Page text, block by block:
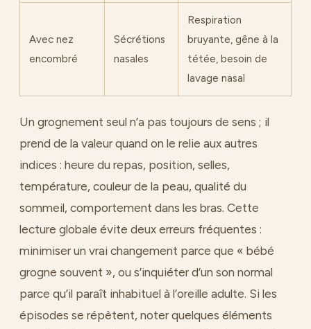
Avec nez
encombré
Sécrétions
nasales
Respiration
bruyante, gêne à la
tétée, besoin de
lavage nasal
Un grognement seul n’a pas toujours de sens ; il
prend de la valeur quand on le relie aux autres
indices : heure du repas, position, selles,
température, couleur de la peau, qualité du
sommeil, comportement dans les bras. Cette
lecture globale évite deux erreurs fréquentes :
minimiser un vrai changement parce que « bébé
grogne souvent », ou s’inquiéter d’un son normal
parce qu’il paraît inhabituel à l’oreille adulte. Si les
épisodes se répètent, noter quelques éléments